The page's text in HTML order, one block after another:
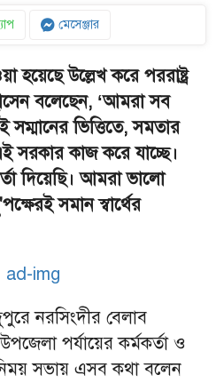
মেসেঞ্জার
হয়েছে উল্লেখ করে পররাষ্ট্র
বলেছেন, ‘আমরা সব
সম্মানের ভিত্তিতে, সমতার
সরকার কাজ করে যাচ্ছে।
দিয়েছি। আমরা ভালো
সমান স্বার্থের
নরসিংদীর বেলাব
পর্যায়ের কর্মকর্তা ও
সভায় এসব কথা বলেন